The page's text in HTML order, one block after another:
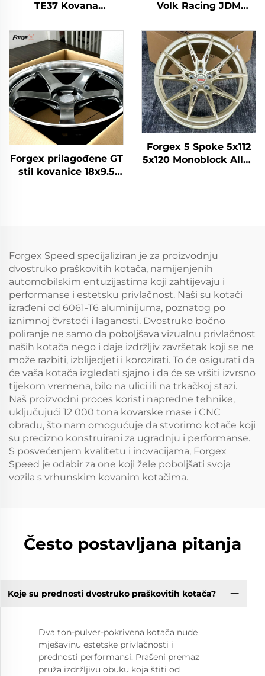
TE37 Kovana
20 Inča Duboki Usta
5x114.3 5x120 za 350Z
370Z Supra Civic IS
BMW F30 G20 F32 G22
M3 M4
Volk Racing JDM
Brončana Krom 5x120
5x114.3 5x112 TE37
Legura Kovani
Aluminij Auto Felge
Forgex prilagođene GT
stil kovanice 18x9.5
Forgex 5 Spoke 5x112
5x120 Monoblock Alloy
Forgex Speed specijaliziran je za proizvodnju
dvostruko praškovitih kotača, namijenjenih
automobilskim entuzijastima koji zahtijevaju i
performanse i estetsku privlačnost. Naši su kotači
izrađeni od 6061-T6 aluminijuma, poznatog po
iznimnoj čvrstoći i laganosti. Dvostruko bočno
poliranje ne samo da poboljšava vizualnu privlačnost
naših kotača nego i daje izdržljiv završetak koji se ne
može razbiti, izblijedjeti i korozirati. To će osigurati da
će vaša kotača izgledati sjajno i da će se vršiti izvrsno
tijekom vremena, bilo na ulici ili na trkačkoj stazi.
Naš proizvodni proces koristi napredne tehnike,
uključujući 12 000 tona kovarske mase i CNC
obradu, što nam omogućuje da stvorimo kotače koji
su precizno konstruirani za ugradnju i performanse.
S posvećenjem kvalitetu i inovacijama, Forgex
Speed je odabir za one koji žele poboljšati svoja
vozila s vrhunskim kovanim kotačima.
Često postavljana pitanja
Koje su prednosti dvostruko praškovitih kotača?
Dva ton-pulver-pokrivena kotača nude
mješavinu estetske privlačnosti i
prednosti performansi. Prašeni premaz
pruža izdržljivu obuku koja štiti od